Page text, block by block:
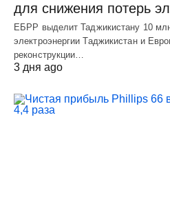
для снижения потерь
ЕБРР выделит Таджикистану 10
электроэнергии Таджикистан и
реконструкции…
3 дня ago